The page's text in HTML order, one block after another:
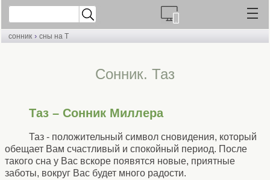
сонник › сны на Т
Cонник. Таз
Таз – Сонник Миллера
Таз - положительный символ сновидения, который
обещает Вам счастливый и спокойный период. После
такого сна у Вас вскоре появятся новые, приятные
заботы, вокруг Вас будет много радости.